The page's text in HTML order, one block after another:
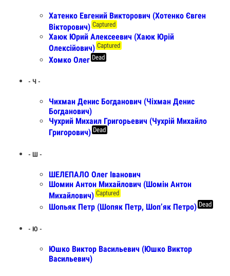
Хатенко Евгений Викторович (Хотенко Євген
Вікторович) Captured
Хаюк Юрий Алексеевич (Хаюк Юрій
Олексійович) Captured
Хомко Олег Dead
- Ч -
Чихман Денис Богданович (Чіхман Денис
Богданович)
Чухрий Михаил Григорьевич (Чухрій Михайло
Григорович) Dead
- Ш -
ШЕЛЕПАЛО Олег Іванович
Шомин Антон Михайлович (Шомін Антон
Михайлович) Captured
Шопьяк Петр (Шопяк Петр, Шоп’як Петро) Dead
- Ю -
Юшко Виктор Васильевич (Юшко Виктор
Васильевич)